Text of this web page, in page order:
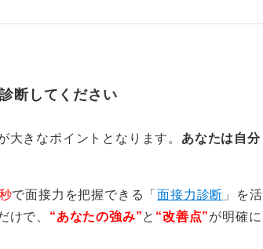
いため耳たぶの形に合わせて小さくカット
とができます。
を意識して身だしなみを整えよう
ジネスの場にふさわしい身だしなみをしよ
断してください
大きなポイントとなります。 あなたは自分
で面接力を把握できる「面接力診断 」を活
けで、 “あなたの強み”と “改善点”が明確に